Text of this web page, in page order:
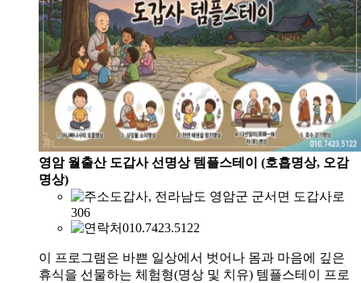
영암 월출산 도갑사 선명상 템플스테이 (호흡명상, 오감
명상)
도갑사, 전라남도 영암군 군서면 도갑사로
306
010.7423.5122
이 프로그램은 바쁜 일상에서 벗어나 몸과 마음에 깊은
휴식을 선물하는 체험형(명상 및 치유) 템플스테이 프로